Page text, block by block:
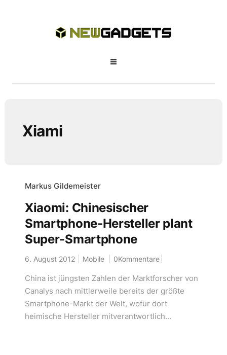
Xiami
Markus Gildemeister
Xiaomi: Chinesischer
Smartphone-Hersteller plant
Super-Smartphone
6. August 2012 Mobile 0Kommentare
China ist jüngsten Zahlen der Marktforscher von
Canalys nach mittlerweile bereits der größte
Smartphone-Markt der Welt, wofür dort
heimische Hersteller mitverantwortlich...